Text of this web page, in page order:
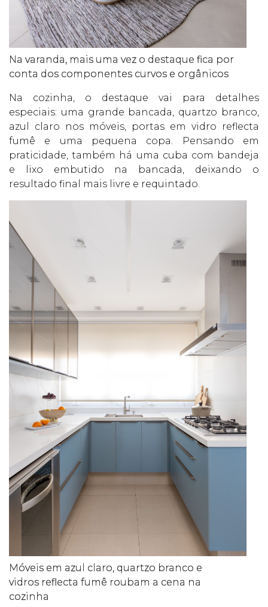
Na varanda, mais uma vez o destaque fica por
conta dos componentes curvos e orgânicos
Na cozinha, o destaque vai para detalhes
especiais: uma grande bancada, quartzo branco,
azul claro nos móveis, portas em vidro reflecta
fumê e uma pequena copa. Pensando em
praticidade, também há uma cuba com bandeja
e lixo embutido na bancada, deixando o
resultado final mais livre e requintado.
Móveis em azul claro, quartzo branco e
vidros reflecta fumê roubam a cena na
cozinha